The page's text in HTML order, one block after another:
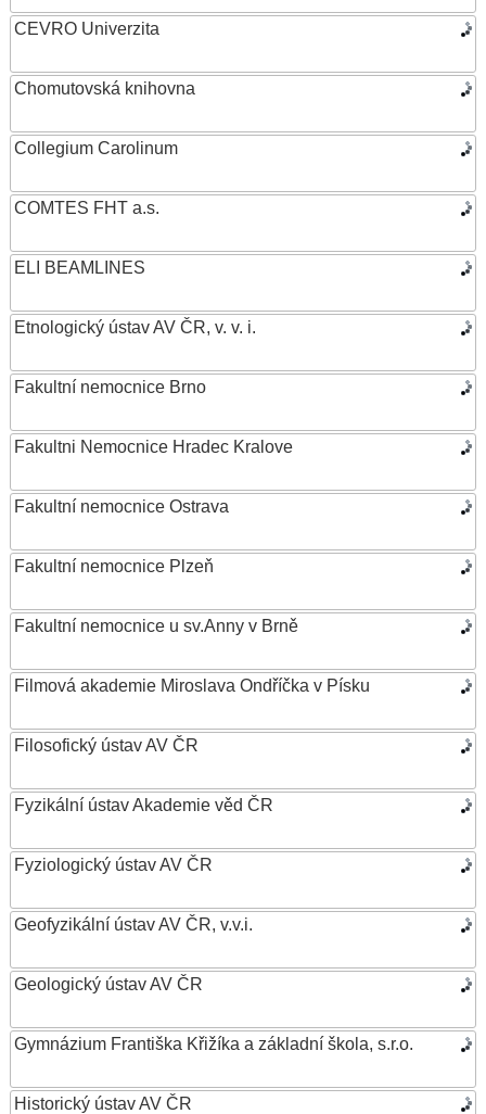
CEVRO Univerzita
Chomutovská knihovna
Collegium Carolinum
COMTES FHT a.s.
ELI BEAMLINES
Etnologický ústav AV ČR, v. v. i.
Fakultní nemocnice Brno
Fakultni Nemocnice Hradec Kralove
Fakultní nemocnice Ostrava
Fakultní nemocnice Plzeň
Fakultní nemocnice u sv.Anny v Brně
Filmová akademie Miroslava Ondříčka v Písku
Filosofický ústav AV ČR
Fyzikální ústav Akademie věd ČR
Fyziologický ústav AV ČR
Geofyzikální ústav AV ČR, v.v.i.
Geologický ústav AV ČR
Gymnázium Františka Křižíka a základní škola, s.r.o.
Historický ústav AV ČR